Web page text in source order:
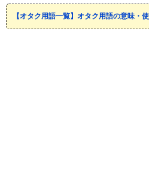
【オタク用語一覧】オタク用語の意味・